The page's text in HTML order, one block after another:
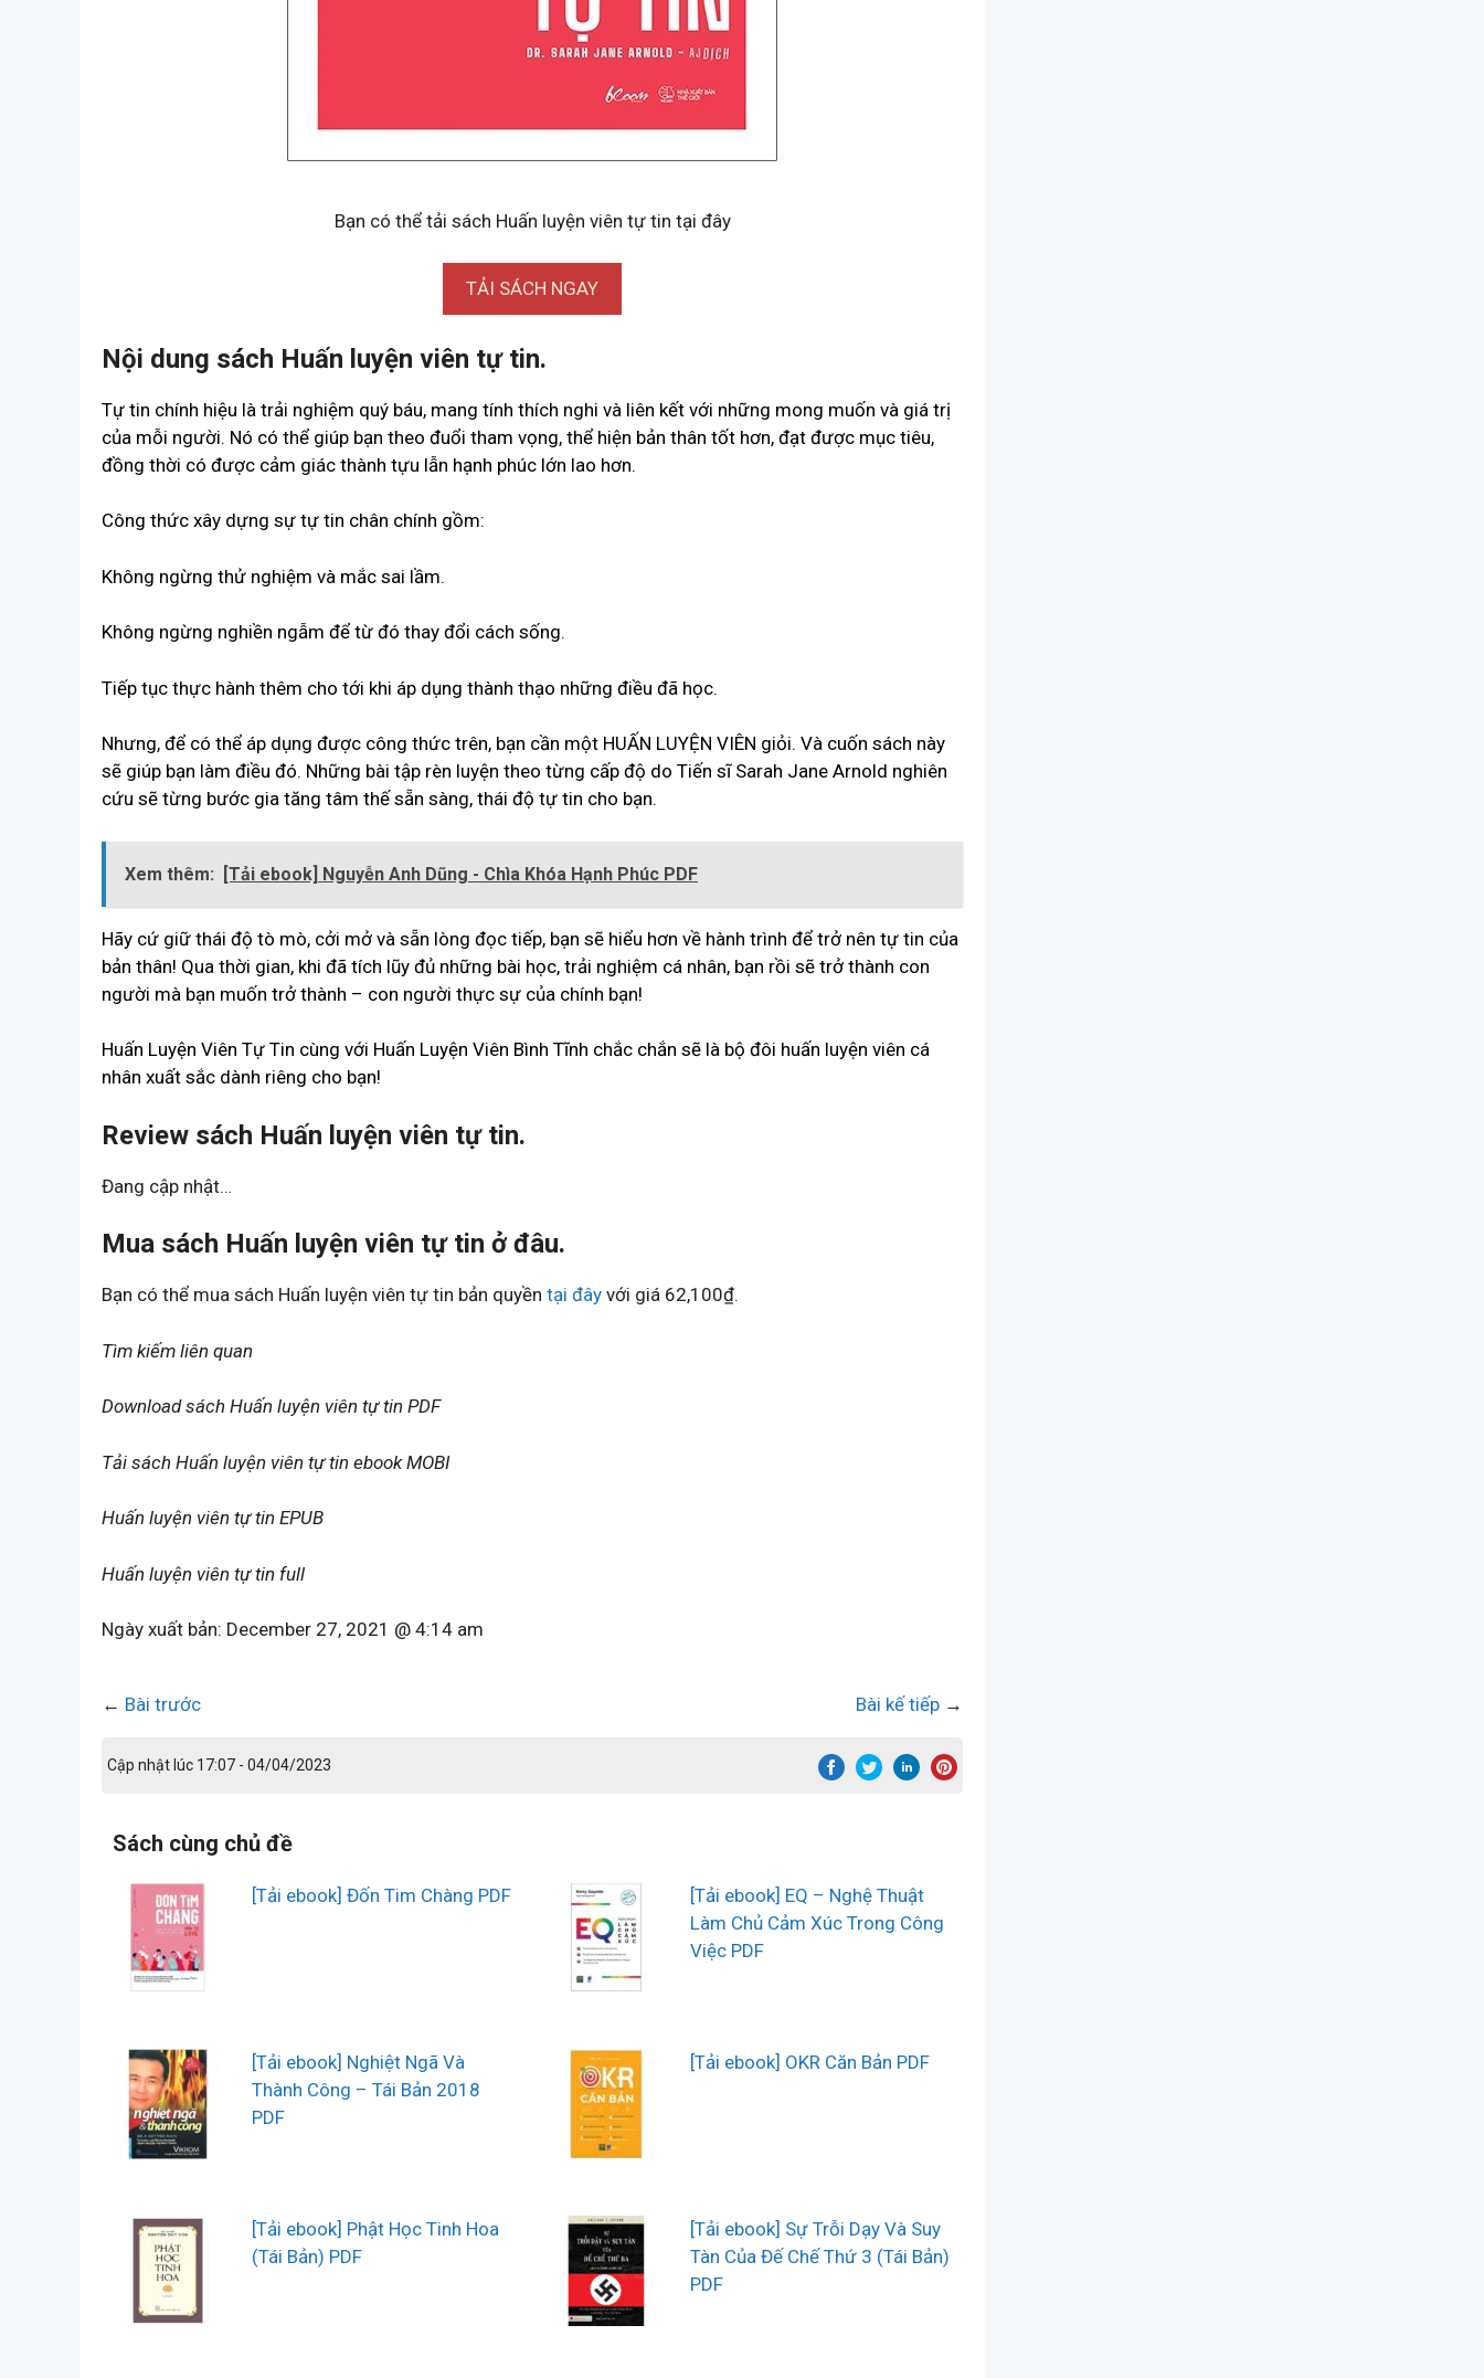
Bạn có thể tải sách Huấn luyện viên tự tin tại đây
TẢI SÁCH NGAY
Nội dung sách Huấn luyện viên tự tin.
Tự tin chính hiệu là trải nghiệm quý báu, mang tính thích nghi và liên kết với những mong muốn và giá trị
của mỗi người. Nó có thể giúp bạn theo đuổi tham vọng, thể hiện bản thân tốt hơn, đạt được mục tiêu,
đồng thời có được cảm giác thành tựu lẫn hạnh phúc lớn lao hơn.
Công thức xây dựng sự tự tin chân chính gồm:
Không ngừng thử nghiệm và mắc sai lầm.
Không ngừng nghiền ngẫm để từ đó thay đổi cách sống.
Tiếp tục thực hành thêm cho tới khi áp dụng thành thạo những điều đã học.
Nhưng, để có thể áp dụng được công thức trên, bạn cần một HUẤN LUYỆN VIÊN giỏi. Và cuốn sách này
sẽ giúp bạn làm điều đó. Những bài tập rèn luyện theo từng cấp độ do Tiến sĩ Sarah Jane Arnold nghiên
cứu sẽ từng bước gia tăng tâm thế sẵn sàng, thái độ tự tin cho bạn.
Xem thêm: [Tải ebook] Nguyễn Anh Dũng - Chìa Khóa Hạnh Phúc PDF
Hãy cứ giữ thái độ tò mò, cởi mở và sẵn lòng đọc tiếp, bạn sẽ hiểu hơn về hành trình để trở nên tự tin của
bản thân! Qua thời gian, khi đã tích lũy đủ những bài học, trải nghiệm cá nhân, bạn rồi sẽ trở thành con
người mà bạn muốn trở thành – con người thực sự của chính bạn!
Huấn Luyện Viên Tự Tin cùng với Huấn Luyện Viên Bình Tĩnh chắc chắn sẽ là bộ đôi huấn luyện viên cá
nhân xuất sắc dành riêng cho bạn!
Review sách Huấn luyện viên tự tin.
Đang cập nhật…
Mua sách Huấn luyện viên tự tin ở đâu.
Bạn có thể mua sách Huấn luyện viên tự tin bản quyền tại đây với giá 62,100₫.
Tìm kiếm liên quan
Download sách Huấn luyện viên tự tin PDF
Tải sách Huấn luyện viên tự tin ebook MOBI
Huấn luyện viên tự tin EPUB
Huấn luyện viên tự tin full
Ngày xuất bản: December 27, 2021 @ 4:14 am
← Bài trước Bài kế tiếp →
Cập nhật lúc 17:07 - 04/04/2023
Sách cùng chủ đề
[Tải ebook] Đốn Tim Chàng PDF
[Tải ebook] EQ – Nghệ Thuật
Làm Chủ Cảm Xúc Trong Công
Việc PDF
[Tải ebook] Nghiệt Ngã Và
Thành Công – Tái Bản 2018
PDF
[Tải ebook] OKR Căn Bản PDF
[Tải ebook] Phật Học Tinh Hoa
(Tái Bản) PDF
[Tải ebook] Sự Trỗi Dạy Và Suy
Tàn Của Đế Chế Thứ 3 (Tái Bản)
PDF